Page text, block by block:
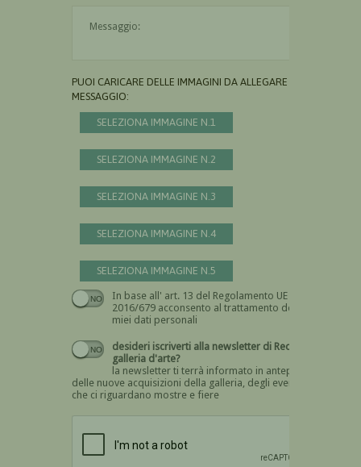
PUOI CARICARE DELLE IMMAGINI DA ALLEGARE AL
MESSAGGIO:
SELEZIONA IMMAGINE N.1
SELEZIONA IMMAGINE N.2
SELEZIONA IMMAGINE N.3
SELEZIONA IMMAGINE N.4
SELEZIONA IMMAGINE N.5
In base all' art. 13 del Regolamento UE n.
2016/679 acconsento al trattamento dei
miei dati personali
Devi dare il consenso
desideri iscriverti alla newsletter di Recta
galleria d'arte?
la newsletter ti terrà informato in anteprima
delle nuove acquisizioni della galleria, degli eventi
che ci riguardano mostre e fiere